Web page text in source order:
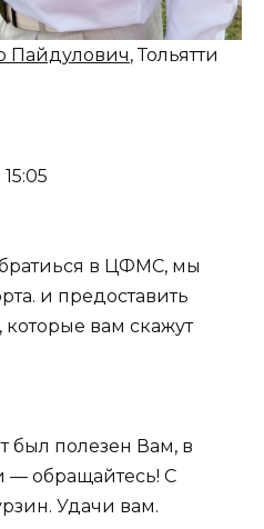
Пайдулович, Тольятти
в ЦФМС, мы
и предоставить
вам скажут
был полезен Вам, в
— обращайтесь! С
Удачи вам.